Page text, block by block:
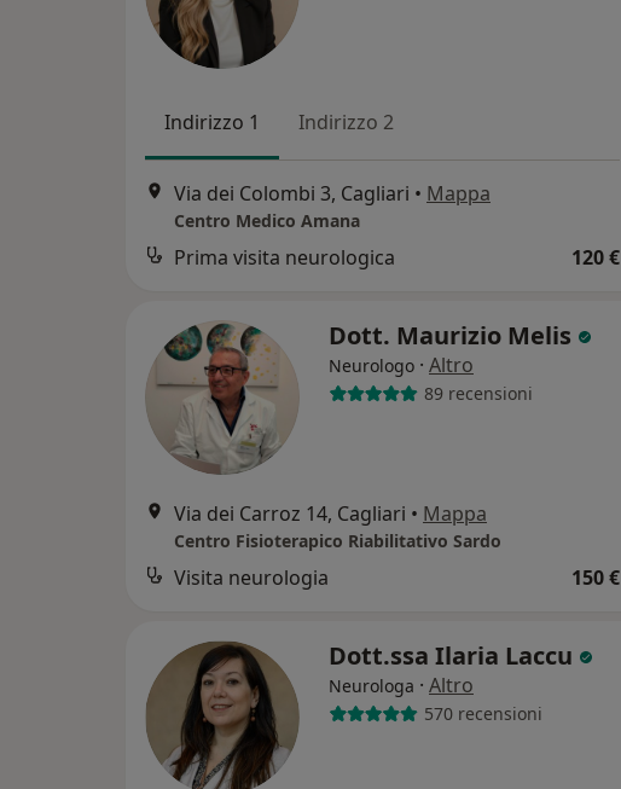
Indirizzo 1 Indirizzo 2
Via dei Colombi 3, Cagliari • Mappa
Centro Medico Amana
Prima visita neurologica 120 €
Dott. Maurizio Melis
Neurologo · Altro
89 recensioni
Via dei Carroz 14, Cagliari • Mappa
Centro Fisioterapico Riabilitativo Sardo
Visita neurologia 150 €
Dott.ssa Ilaria Laccu
Neurologa · Altro
570 recensioni